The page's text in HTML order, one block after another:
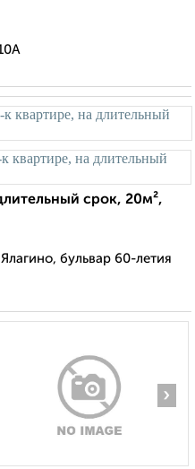
срок, 20м²,
бульвар 60-летия
›